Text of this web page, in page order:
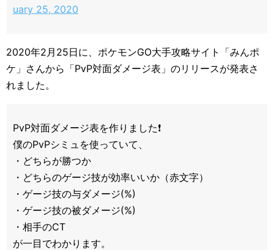
uary 25, 2020
2020年2月25日に、ポケモンGO大手攻略サイト「みんポ
ケ」さんから「PvP対面ダメージ表」のリリースが発表さ
れました。
PvP対面ダメージ表を作りました❗️
僕のPvPシミュを使っていて、
・どちらが勝つか
・どちらのゲージ技が効率いいか（赤文字）
・ゲージ技の与ダメージ(%)
・ゲージ技の被ダメージ(%)
・相手のCT
が一目でわかります。